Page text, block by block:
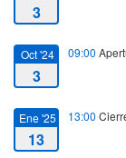
3
Oct '24
3
09:00
Ene '25
13
13:00